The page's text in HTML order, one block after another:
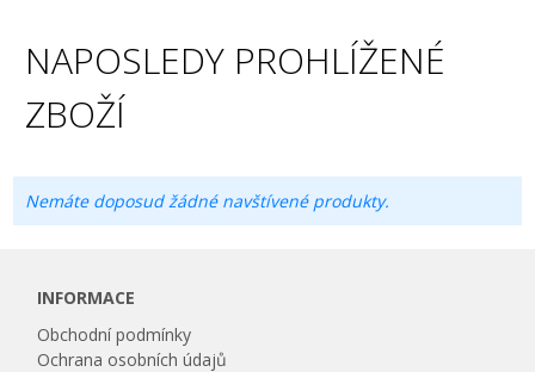
NAPOSLEDY PROHLÍŽENÉ
ZBOŽÍ
Nemáte doposud žádné navštívené produkty.
INFORMACE
Obchodní podmínky
Ochrana osobních údajů